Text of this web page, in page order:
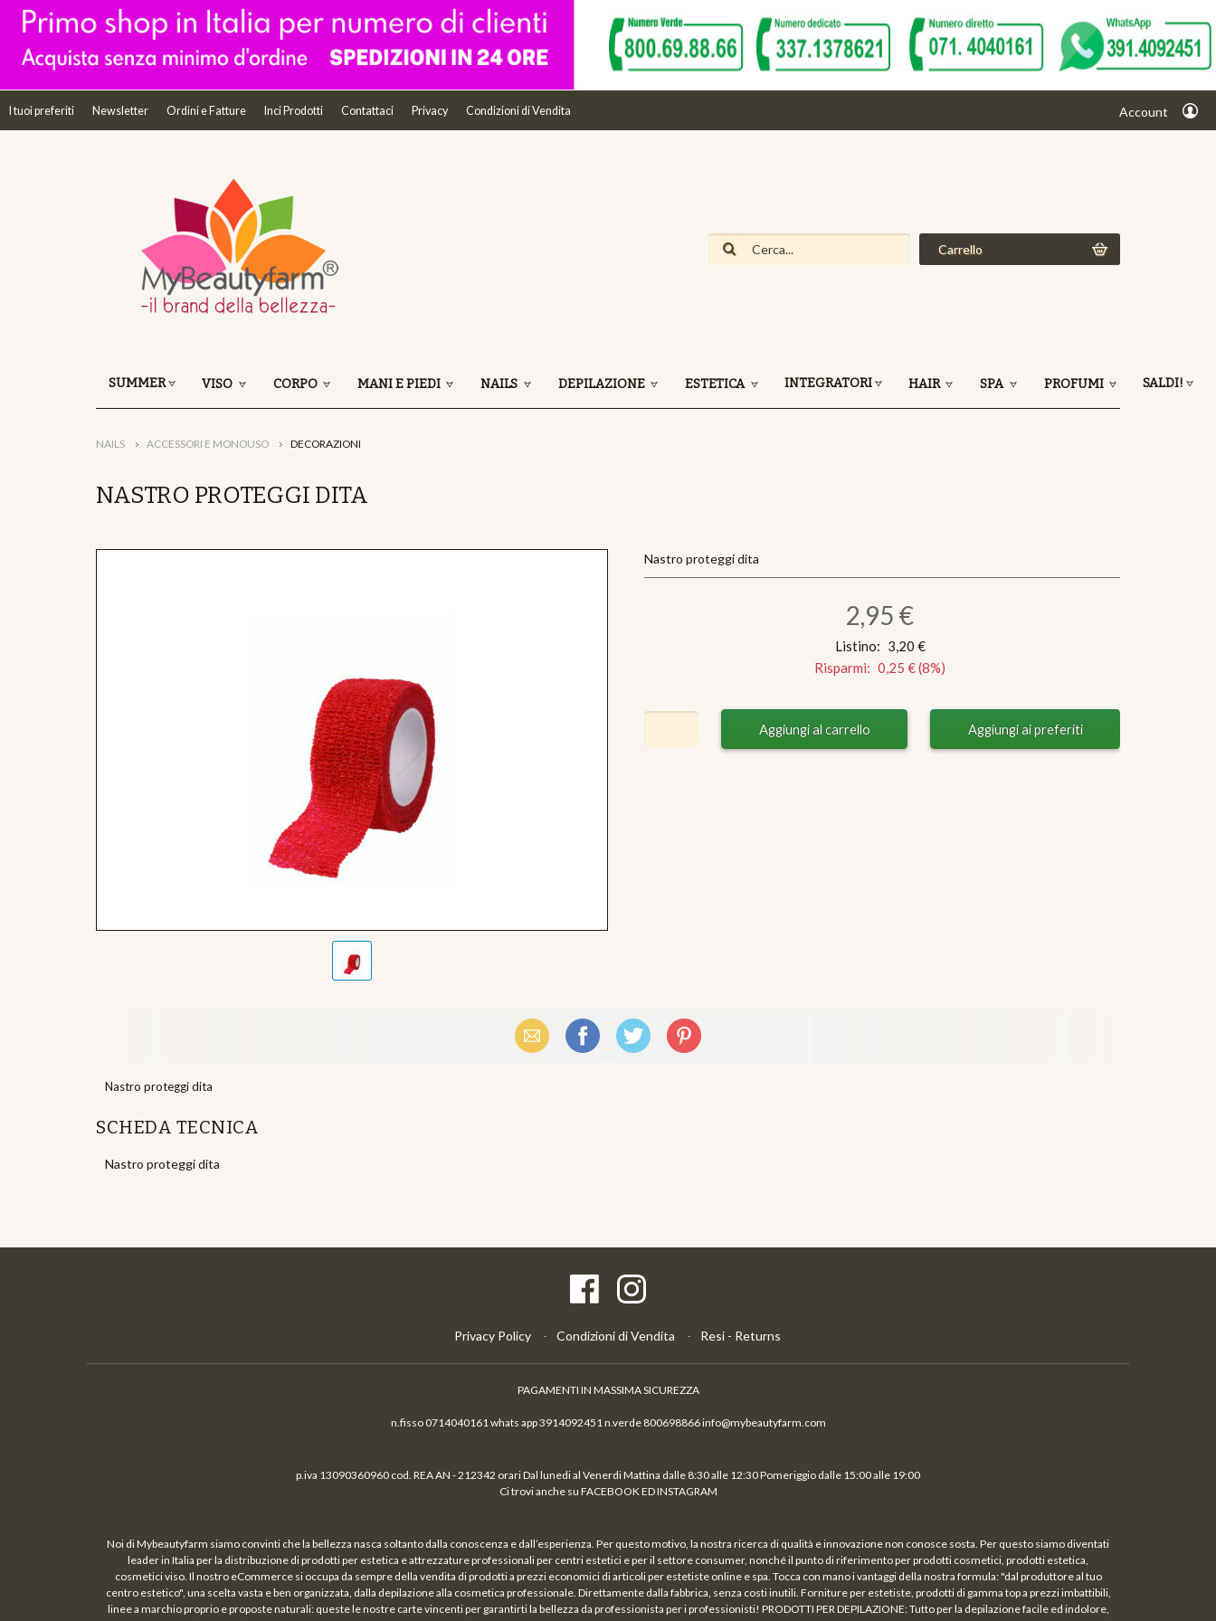
Carrello
Account
I tuoi preferiti Newsletter Ordini e Fatture Inci Prodotti Contattaci Privacy Condizioni di Vendita
SUMMER VISO CORPO MANI E PIEDI NAILS DEPILAZIONE ESTETICA INTEGRATORI HAIR SPA PROFUMI SALDI!
NAILS ACCESSORI E MONOUSO DECORAZIONI
NASTRO PROTEGGI DITA
Nastro proteggi dita
2,95 €
Listino: 3,20 €
Risparmi: 0,25 €(8%)
Email FacebookX (Twitter)Pinterest
Nastro proteggi dita
SCHEDA TECNICA
Nastro proteggi dita
Privacy Policy Condizioni di Vendita Resi - Returns
PAGAMENTI IN MASSIMA SICUREZZA
n.fisso 0714040161 whats app 3914092451 n.verde 800698866 info@mybeautyfarm.com
p.iva 13090360960 cod. REA AN - 212342 orari Dal lunedi al Venerdi Mattina dalle 8:30 alle 12:30 Pomeriggio dalle 15:00 alle 19:00
Ci trovi anche su FACEBOOK ED INSTAGRAM
Noi di Mybeautyfarm siamo convinti che la bellezza nasca soltanto dalla conoscenza e dall’esperienza. Per questo motivo, la nostra ricerca di qualità e innovazione non conosce sosta. Per questo siamo diventati
leader in Italia per la distribuzione di prodotti per estetica e attrezzature professionali per centri estetici e per il settore consumer, nonché il punto di riferimento per prodotti cosmetici, prodotti estetica,
cosmetici viso. Il nostro eCommerce si occupa da sempre della vendita di prodotti a prezzi economici di articoli per estetiste online e spa. Tocca con mano i vantaggi della nostra formula: "dal produttore al tuo
centro estetico", una scelta vasta e ben organizzata, dalla depilazione alla cosmetica professionale. Direttamente dalla fabbrica, senza costi inutili. Forniture per estetiste, prodotti di gamma top a prezzi imbattibili,
linee a marchio proprio e proposte naturali: queste le nostre carte vincenti per garantirti la bellezza da professionista per i professionisti! PRODOTTI PER DEPILAZIONE: Tutto per la depilazione facile ed indolore,